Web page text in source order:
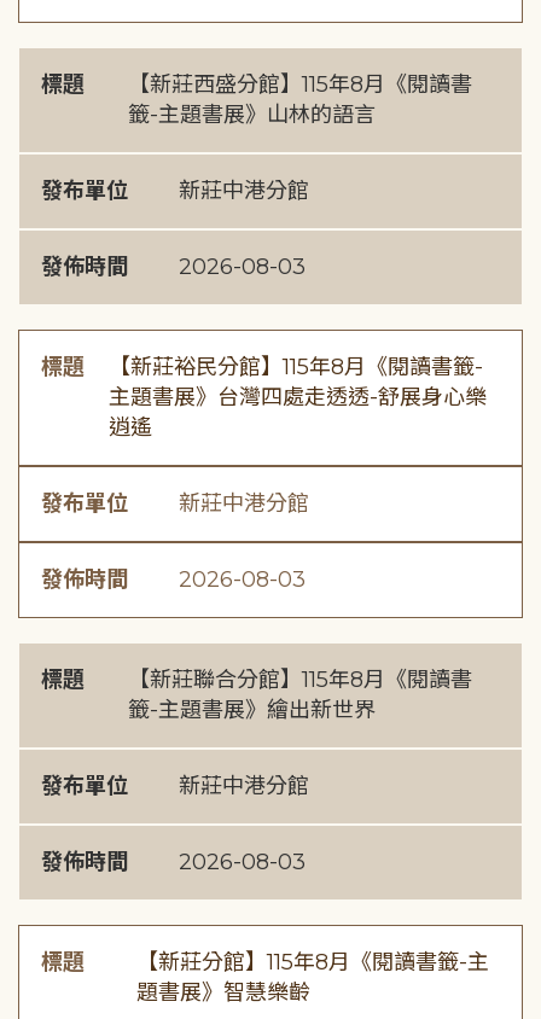
標題
【新莊西盛分館】115年8月《閱讀書
籤-主題書展》山林的語言
發布單位 新莊中港分館
發佈時間 2026-08-03
標題
【新莊裕民分館】115年8月《閱讀書籤-
主題書展》台灣四處走透透-舒展身心樂
逍遙
發布單位 新莊中港分館
發佈時間 2026-08-03
標題
【新莊聯合分館】115年8月《閱讀書
籤-主題書展》繪出新世界
發布單位 新莊中港分館
發佈時間 2026-08-03
標題
【新莊分館】115年8月《閱讀書籤-主
題書展》智慧樂齡